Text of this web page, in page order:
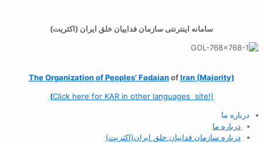
سامانه اینترنتی سازمان فداییان خلق ایران (اکثریت)
The Organization ofPeoples’ FadaianofIran (Majority)
(Click here for KAR in other languages site!)
درباره ما
درباره ما
درباره سازمان فداییان خلق ایران(اکثریت)